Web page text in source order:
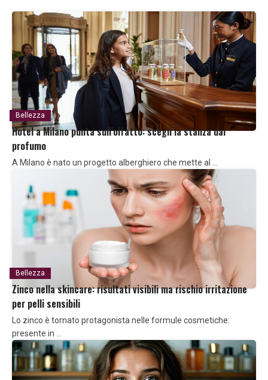
Bellezza
Hotel a Milano punta sull’olfatto: scegli la stanza dal
profumo
A Milano è nato un progetto alberghiero che mette al …
Bellezza
Zinco nella skincare: risultati visibili ma rischio irritazione
per pelli sensibili
Lo zinco è tornato protagonista nelle formule cosmetiche:
presente in …